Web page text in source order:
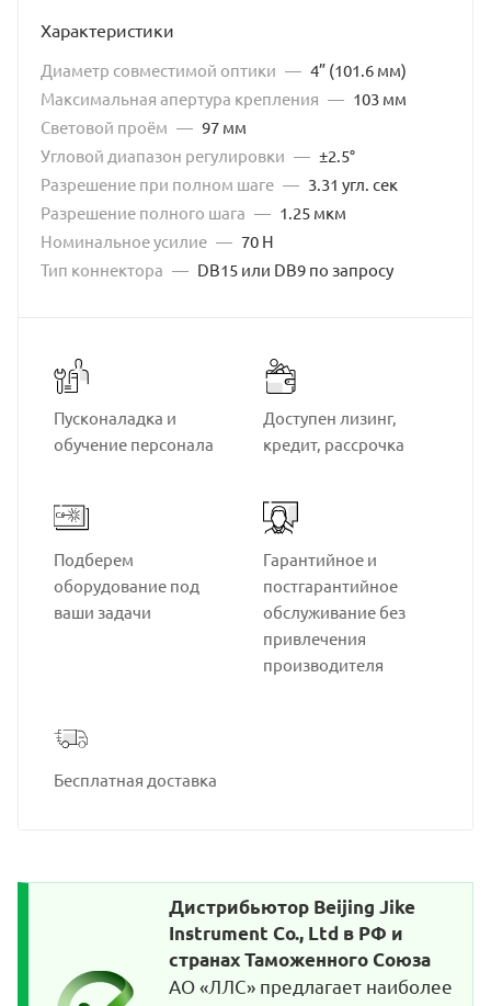
Характеристики
Диаметр совместимой оптики — 4” (101.6 мм)
Максимальная апертура крепления — 103 мм
Световой проём — 97 мм
Угловой диапазон регулировки — ±2.5°
Разрешение при полном шаге — 3.31 угл. сек
Разрешение полного шага — 1.25 мкм
Номинальное усилие — 70 Н
Тип коннектора — DB15 или DB9 по запросу
Пусконаладка и
обучение персонала
Доступен лизинг,
кредит, рассрочка
Подберем
оборудование под
ваши задачи
Гарантийное и
постгарантийное
обслуживание без
привлечения
производителя
Бесплатная доставка
Дистрибьютор Beijing Jike
Instrument Co., Ltd в РФ и
странах Таможенного Союза
АО «ЛЛС» предлагает наиболее